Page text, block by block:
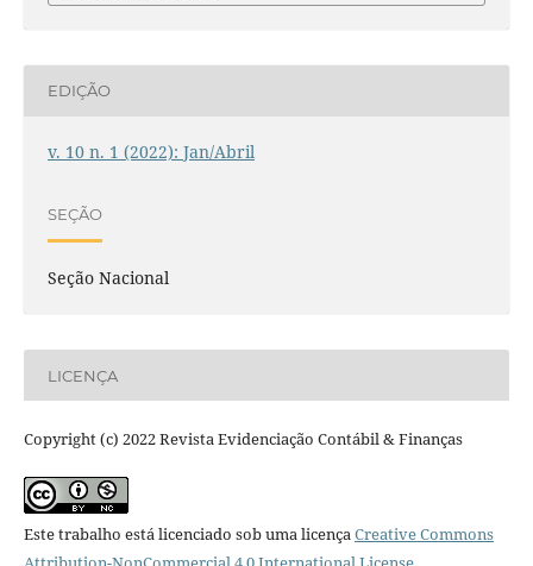
EDIÇÃO
v. 10 n. 1 (2022): Jan/Abril
SEÇÃO
Seção Nacional
LICENÇA
Copyright (c) 2022 Revista Evidenciação Contábil & Finanças
Este trabalho está licenciado sob uma licençaCreative Commons